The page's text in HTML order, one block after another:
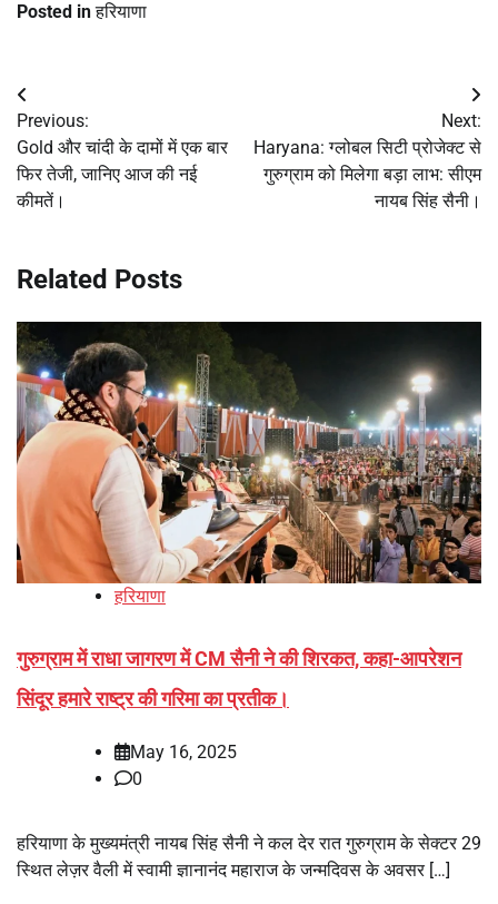
Posted inहरियाणा
Post
navigation
Previous:
Gold और चांदी के दामों में एक बार
फिर तेजी, जानिए आज की नई
कीमतें।
Next:
Haryana: ग्लोबल सिटी प्रोजेक्ट से
गुरुग्राम को मिलेगा बड़ा लाभ: सीएम
नायब सिंह सैनी।
Related Posts
हरियाणा
गुरुग्राम में राधा जागरण में CM सैनी ने की शिरकत, कहा-आपरेशन
सिंदूर हमारे राष्ट्र की गरिमा का प्रतीक।
May 16, 2025
0
हरियाणा के मुख्यमंत्री नायब सिंह सैनी ने कल देर रात गुरुग्राम के सेक्टर 29
स्थित लेज़र वैली में स्वामी ज्ञानानंद महाराज के जन्मदिवस के अवसर […]